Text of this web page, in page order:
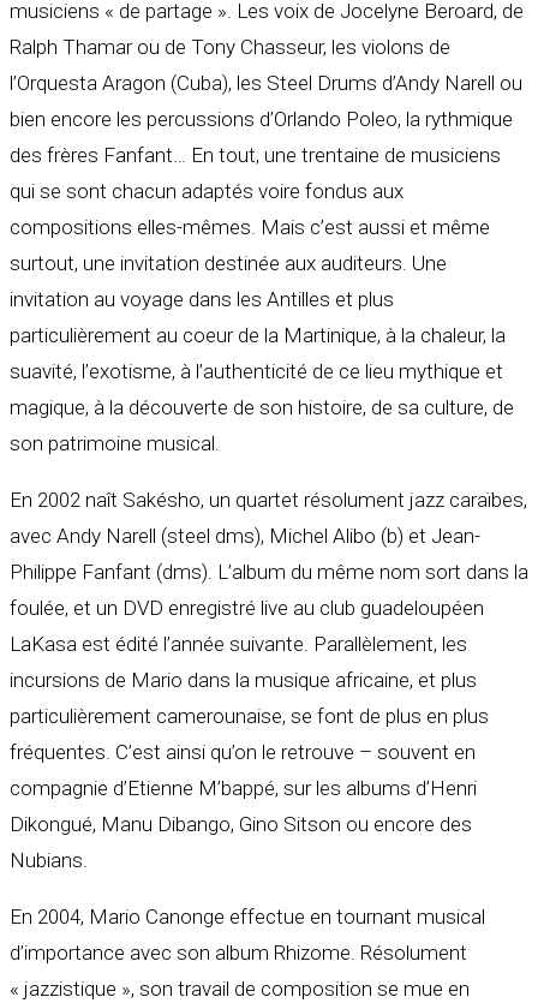
musiciens « de partage ». Les voix de Jocelyne Beroard, de
Ralph Thamar ou de Tony Chasseur, les violons de
l’Orquesta Aragon (Cuba), les Steel Drums d’Andy Narell ou
bien encore les percussions d’Orlando Poleo, la rythmique
des frères Fanfant… En tout, une trentaine de musiciens
qui se sont chacun adaptés voire fondus aux
compositions elles-mêmes. Mais c’est aussi et même
surtout, une invitation destinée aux auditeurs. Une
invitation au voyage dans les Antilles et plus
particulièrement au coeur de la Martinique, à la chaleur, la
suavité, l’exotisme, à l’authenticité de ce lieu mythique et
magique, à la découverte de son histoire, de sa culture, de
son patrimoine musical.
En 2002 naît Sakésho, un quartet résolument jazz caraïbes,
avec Andy Narell (steel dms), Michel Alibo (b) et Jean-
Philippe Fanfant (dms). L’album du même nom sort dans la
foulée, et un DVD enregistré live au club guadeloupéen
LaKasa est édité l’année suivante. Parallèlement, les
incursions de Mario dans la musique africaine, et plus
particulièrement camerounaise, se font de plus en plus
fréquentes. C’est ainsi qu’on le retrouve – souvent en
compagnie d’Etienne M’bappé, sur les albums d’Henri
Dikongué, Manu Dibango, Gino Sitson ou encore des
Nubians.
En 2004, Mario Canonge effectue en tournant musical
d’importance avec son album Rhizome. Résolument
« jazzistique », son travail de composition se mue en